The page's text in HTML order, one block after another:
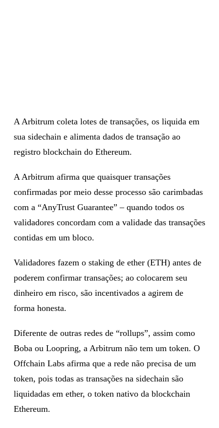
A Arbitrum coleta lotes de transações, os liquida em
sua sidechain e alimenta dados de transação ao
registro blockchain do Ethereum.
A Arbitrum afirma que quaisquer transações
confirmadas por meio desse processo são carimbadas
com a “AnyTrust Guarantee” – quando todos os
validadores concordam com a validade das transações
contidas em um bloco.
Validadores fazem o staking de ether (ETH) antes de
poderem confirmar transações; ao colocarem seu
dinheiro em risco, são incentivados a agirem de
forma honesta.
Diferente de outras redes de “rollups”, assim como
Boba ou Loopring, a Arbitrum não tem um token. O
Offchain Labs afirma que a rede não precisa de um
token, pois todas as transações na sidechain são
liquidadas em ether, o token nativo da blockchain
Ethereum.